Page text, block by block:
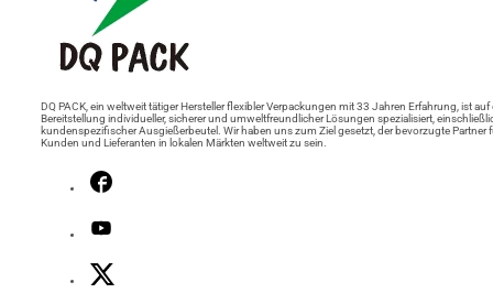
DQ PACK, ein weltweit tätiger Hersteller flexibler Verpackungen mit 33 Jahren Erfahrung, ist auf
Bereitstellung individueller, sicherer und umweltfreundlicher Lösungen spezialisiert,
kundenspezifischer Ausgießerbeutel. Wir haben uns zum Ziel gesetzt, der bevorzugte Partner
Kunden und Lieferanten in lokalen Märkten weltweit zu sein.